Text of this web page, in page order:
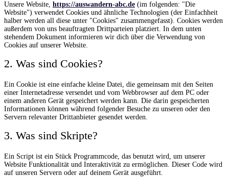
Unsere Website, https://auswandern-abc.de (im folgenden: "Die
Website") verwendet Cookies und ähnliche Technologien (der Einfachheit
halber werden all diese unter "Cookies" zusammengefasst). Cookies werden
außerdem von uns beauftragten Drittparteien platziert. In dem unten
stehendem Dokument informieren wir dich über die Verwendung von
Cookies auf unserer Website.
2. Was sind Cookies?
Ein Cookie ist eine einfache kleine Datei, die gemeinsam mit den Seiten
einer Internetadresse versendet und vom Webbrowser auf dem PC oder
einem anderen Gerät gespeichert werden kann. Die darin gespeicherten
Informationen können während folgender Besuche zu unseren oder den
Servern relevanter Drittanbieter gesendet werden.
3. Was sind Skripte?
Ein Script ist ein Stück Programmcode, das benutzt wird, um unserer
Website Funktionalität und Interaktivität zu ermöglichen. Dieser Code wird
auf unseren Servern oder auf deinem Gerät ausgeführt.